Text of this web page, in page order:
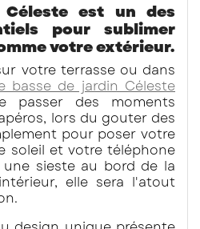
est un des
pour sublimer
votre extérieur.
votre terrasse ou dans
basse de jardin Céleste
passer des moments
lors du gouter des
pour poser votre
soleil et votre téléphone
sieste au bord de la
elle sera l'atout